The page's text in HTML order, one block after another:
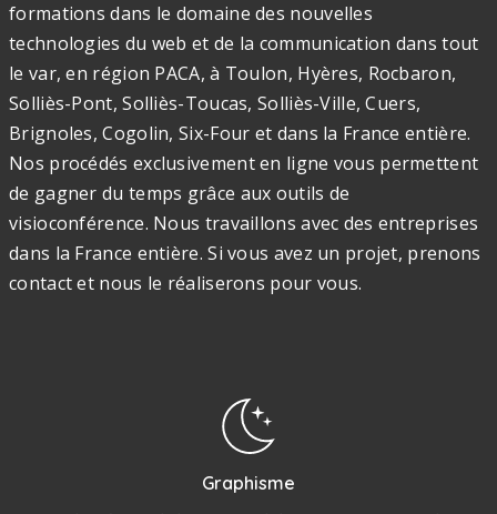
formations dans le domaine des nouvelles
technologies du web et de la communication dans tout
le var, en région PACA, à Toulon, Hyères, Rocbaron,
Solliès-Pont, Solliès-Toucas, Solliès-Ville, Cuers,
Brignoles, Cogolin, Six-Four et dans la France entière.
Nos procédés exclusivement en ligne vous permettent
de gagner du temps grâce aux outils de
visioconférence. Nous travaillons avec des entreprises
dans la France entière. Si vous avez un projet, prenons
contact et nous le réaliserons pour vous.
Graphisme